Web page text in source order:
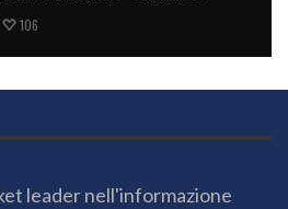
106
leader nell'informazione